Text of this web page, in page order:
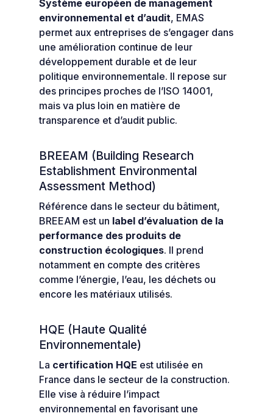
Système européen de management
environnemental et d’audit, EMAS
permet aux entreprises de s’engager dans
une amélioration continue de leur
développement durable et de leur
politique environnementale. Il repose sur
des principes proches de l’ISO 14001,
mais va plus loin en matière de
transparence et d’audit public.
BREEAM (Building Research
Establishment Environmental
Assessment Method)
Référence dans le secteur du bâtiment,
BREEAM est un label d’évaluation de la
performance des produits de
construction écologiques. Il prend
notamment en compte des critères
comme l’énergie, l’eau, les déchets ou
encore les matériaux utilisés.
HQE (Haute Qualité
Environnementale)
La certification HQE est utilisée en
France dans le secteur de la construction.
Elle vise à réduire l’impact
environnemental en favorisant une